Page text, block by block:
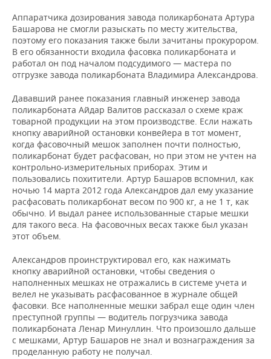
Аппаратчика дозирования завода поликарбоната Артура
Башарова не смогли разыскать по месту жительства,
поэтому его показания также были зачитаны прокурором.
В его обязанности входила фасовка поликарбоната и
работал он под началом подсудимого — мастера по
отгрузке завода поликарбоната Владимира Александрова.
Дававший ранее показания главный инженер завода
поликарбоната Айдар Валитов рассказал о схеме краж
товарной продукции на этом производстве. Если нажать
кнопку аварийной остановки конвейера в тот момент,
когда фасовочный мешок заполнен почти полностью,
поликарбонат будет расфасован, но при этом не учтен на
контрольно-измерительных приборах. Этим и
пользовались похитители. Артур Башаров вспомнил, как
ночью 14 марта 2012 года Александров дал ему указание
расфасовать поликарбонат весом по 900 кг, а не 1 т, как
обычно. И выдал ранее использованные старые мешки
для такого веса. На фасовочных весах также был указан
этот объем.
Александров проинструктировал его, как нажимать
кнопку аварийной остановки, чтобы сведения о
наполненных мешках не отражались в системе учета и
велел не указывать расфасованное в журнале общей
фасовки. Все наполненные мешки забрал еще один член
преступной группы — водитель погрузчика завода
поликарбоната Ленар Минуллин. Что произошло дальше
с мешками, Артур Башаров не знал и вознаграждения за
проделанную работу не получал.